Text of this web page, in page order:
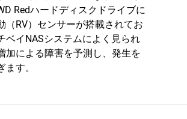
Redハードディスクドライブに
（RV）センサーが搭載されてお
ベイNASシステムによく見られ
加による障害を予測し、発生を
す。